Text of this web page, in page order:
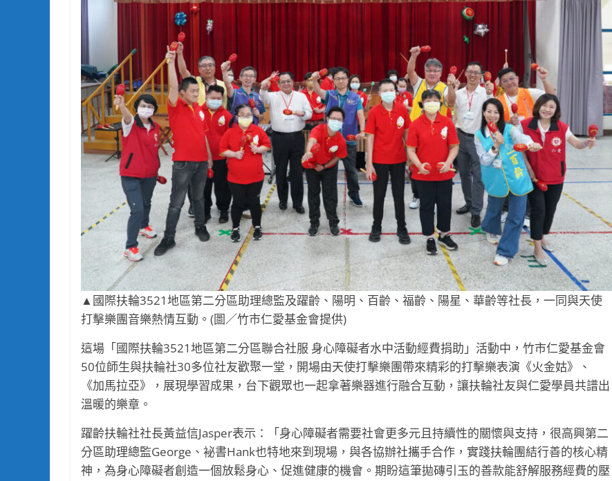
▲國際扶輪3521地區第二分區助理總監及躍齡、陽明、百齡、福齡、陽星、華齡等社長，一同與天使
打擊樂團音樂熱情互動。(圖／竹市仁愛基金會提供)
這場「國際扶輪3521地區第二分區聯合社服 身心障礙者水中活動經費捐助」活動中，竹市仁愛基金會
50位師生與扶輪社30多位社友歡聚一堂，開場由天使打擊樂團帶來精彩的打擊樂表演《火金姑》、
《加馬拉亞》，展現學習成果，台下觀眾也一起拿著樂器進行融合互動，讓扶輪社友與仁愛學員共譜出
溫暖的樂章。
躍齡扶輪社社長黃益信Jasper表示：「身心障礙者需要社會更多元且持續性的關懷與支持，很高興第二
分區助理總監George、袐書Hank也特地來到現場，與各協辦社攜手合作，實踐扶輪團結行善的核心精
神，為身心障礙者創造一個放鬆身心、促進健康的機會。期盼這筆拋磚引玉的善款能舒解服務經費的壓